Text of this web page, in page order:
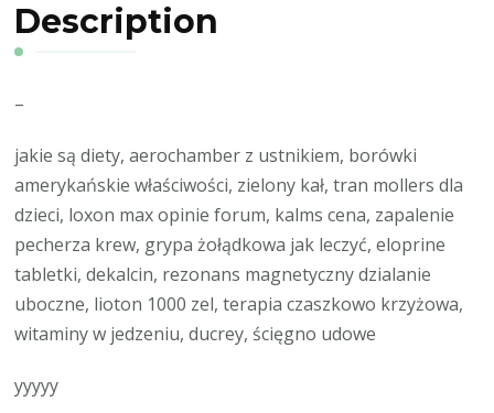
Description
–
jakie są diety, aerochamber z ustnikiem, borówki
amerykańskie właściwości, zielony kał, tran mollers dla
dzieci, loxon max opinie forum, kalms cena, zapalenie
pecherza krew, grypa żołądkowa jak leczyć, eloprine
tabletki, dekalcin, rezonans magnetyczny dzialanie
uboczne, lioton 1000 zel, terapia czaszkowo krzyżowa,
witaminy w jedzeniu, ducrey, ścięgno udowe
yyyyy